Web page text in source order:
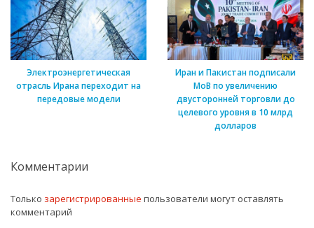
Электроэнергетическая
отрасль Ирана переходит на
передовые модели
Иран и Пакистан подписали
МоВ по увеличению
двусторонней торговли до
целевого уровня в 10 млрд
долларов
Комментарии
Только зарегистрированные пользователи могут оставлять
комментарий